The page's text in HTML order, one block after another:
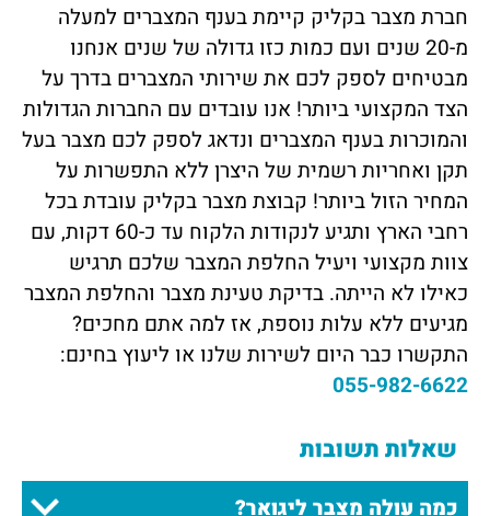
חברת מצבר בקליק קיימת בענף המצברים למעלה
מ-20 שנים ועם כמות כזו גדולה של שנים אנחנו
מבטיחים לספק לכם את שירותי המצברים בדרך על
הצד המקצועי ביותר! אנו עובדים עם החברות הגדולות
והמוכרות בענף המצברים ונדאג לספק לכם מצבר בעל
תקן ואחריות רשמית של היצרן ללא התפשרות על
המחיר הזול ביותר! קבוצת מצבר בקליק עובדת בכל
רחבי הארץ ותגיע לנקודות הלקוח עד כ-60 דקות, עם
צוות מקצועי ויעיל החלפת המצבר שלכם תרגיש
כאילו לא הייתה. בדיקת טעינת מצבר והחלפת המצבר
מגיעים ללא עלות נוספת, אז למה אתם מחכים?
התקשרו כבר היום לשירות שלנו או ליעוץ בחינם:
055-982-6622
שאלות תשובות
כמה עולה מצבר ליגואר?